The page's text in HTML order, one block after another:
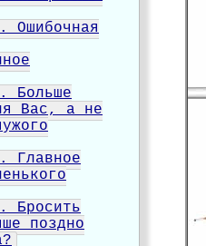
Ошибочная
Больше
Вас, а не
Главное
Бросить
поздно